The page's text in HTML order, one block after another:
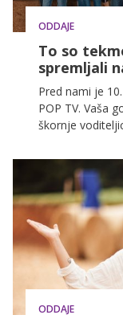
ODDAJE
To so
spremljali
Pred nami je
POP TV. Vaša
škornje
kdo so moški
spremljali na
ODDAJE